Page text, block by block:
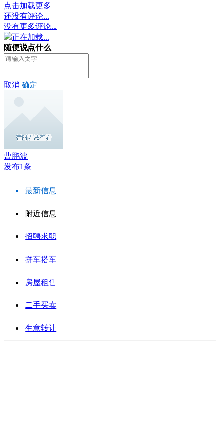
点击加载更多
还没有评论...
没有更多评论...
正在加载...
随便说点什么
取消 确定
曹鹏波
发布1条
最新信息
附近信息
招聘求职
拼车搭车
房屋租售
二手买卖
生意转让